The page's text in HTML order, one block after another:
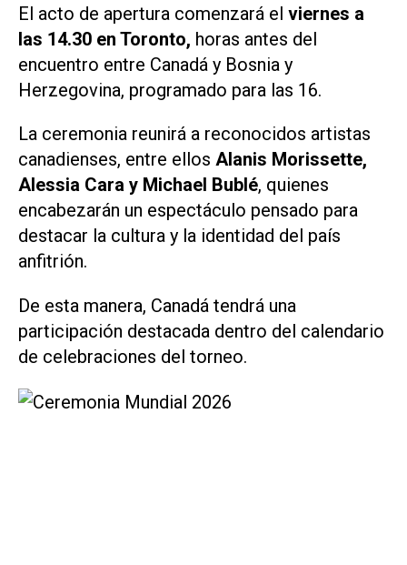
El acto de apertura comenzará el viernes a
las 14.30 en Toronto, horas antes del
encuentro entre Canadá y Bosnia y
Herzegovina, programado para las 16.
La ceremonia reunirá a reconocidos artistas
canadienses, entre ellos Alanis Morissette,
Alessia Cara y Michael Bublé, quienes
encabezarán un espectáculo pensado para
destacar la cultura y la identidad del país
anfitrión.
De esta manera, Canadá tendrá una
participación destacada dentro del calendario
de celebraciones del torneo.